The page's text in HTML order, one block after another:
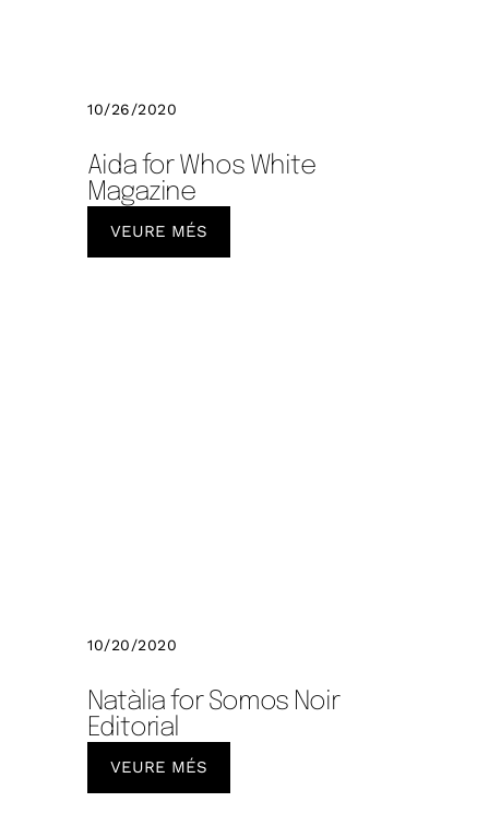
10/26/2020
Aida for Whos White
Magazine
VEURE MÉS
10/20/2020
Natàlia for Somos Noir
Editorial
VEURE MÉS